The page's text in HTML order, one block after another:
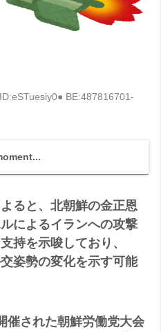
BE:487816701-
ると、北朝鮮の金正恩
によるイランへの攻撃
持を示唆しており、
姿勢の変化を示す可能
催された朝鮮労働党大会